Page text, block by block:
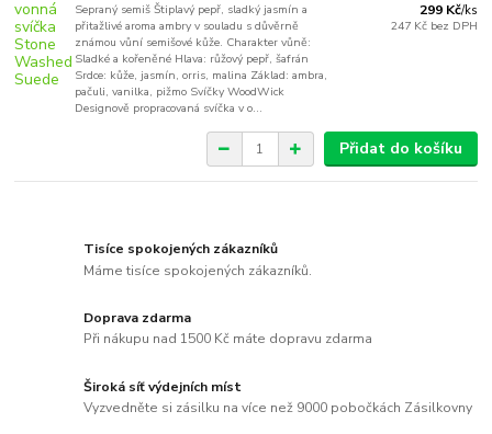
Sepraný semiš Štiplavý pepř, sladký jasmín a
přitažlivé aroma ambry v souladu s důvěrně
známou vůní semišové kůže. Charakter vůně:
Sladké a kořeněné Hlava: růžový pepř, šafrán
Srdce: kůže, jasmín, orris, malina Základ: ambra,
pačuli, vanilka, pižmo Svíčky WoodWick
Designově propracovaná svíčka v o...
299 Kč/ks
247 Kč bez DPH
Přidat do košíku
Tisíce spokojených zákazníků
Máme tisíce spokojených zákazníků.
Doprava zdarma
Při nákupu nad 1500 Kč máte dopravu zdarma
Široká síť výdejních míst
Vyzvedněte si zásilku na více než 9000 pobočkách Zásilkovny